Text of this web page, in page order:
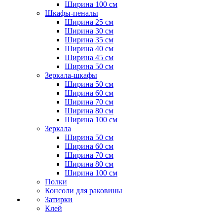
Ширина 100 см
Шкафы-пеналы
Ширина 25 см
Ширина 30 см
Ширина 35 см
Ширина 40 см
Ширина 45 см
Ширина 50 см
Зеркала-шкафы
Ширина 50 см
Ширина 60 см
Ширина 70 см
Ширина 80 см
Ширина 100 см
Зеркала
Ширина 50 см
Ширина 60 см
Ширина 70 см
Ширина 80 см
Ширина 100 см
Полки
Консоли для раковины
Затирки
Клей